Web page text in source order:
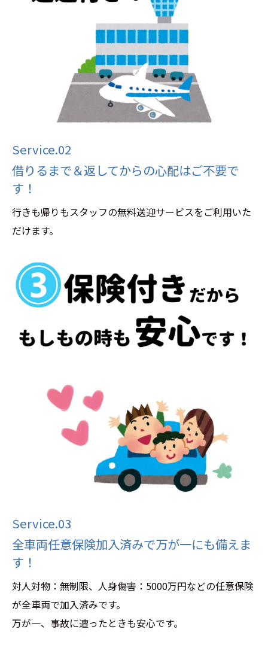
Service.02
借りるまで＆返してからの心配はご不要で
す！
行きも帰りもスタッフの無料送迎サービスをご利用いた
だけます。
Service.03
全車両任意保険加入済みで万が一にも備えま
す！
対人対物：無制限、人身傷害：5000万円などの任意保険
が全車両で加入済みです。
万が一、事故に遭ったときも安心です。